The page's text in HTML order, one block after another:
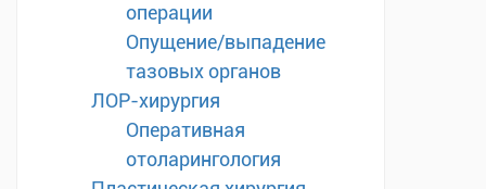
операции
Опущение/выпадение
тазовых органов
ЛОР-хирургия
Оперативная
отоларингология